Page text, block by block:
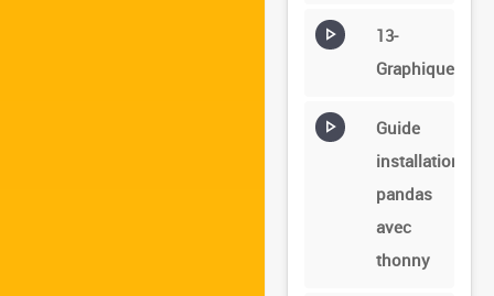
13-
Graphiques
Guide
installation
pandas
avec
thonny